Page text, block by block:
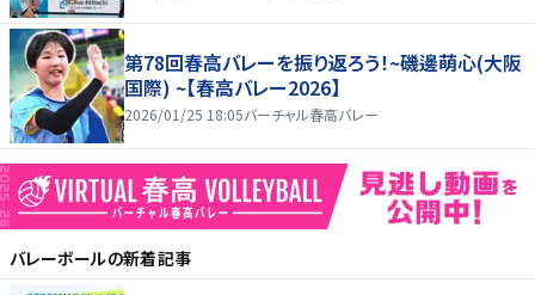
第78回春高バレーを振り返ろう！~磯邊萌心(大阪
国際) ~【春高バレー2026】
2026/01/25 18:05バーチャル春高バレー
バレーボールの新着記事